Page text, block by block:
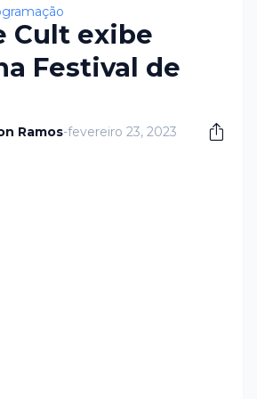
Cult exibe
Festival de
Ramos-fevereiro 23, 2023